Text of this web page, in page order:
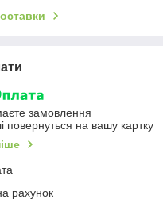
замовлення
повернуться на вашу картку
рахунок